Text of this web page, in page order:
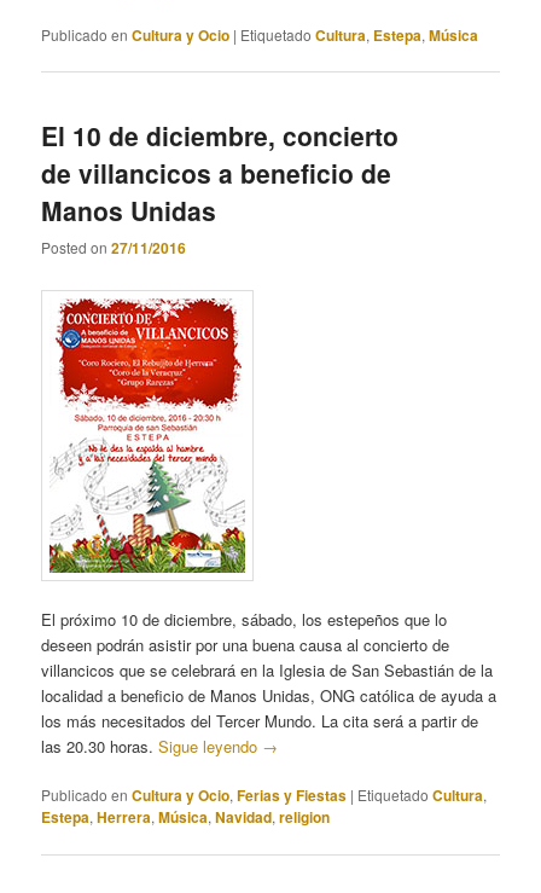
Publicado en Cultura y Ocio | Etiquetado Cultura, Estepa,Música
El 10 de diciembre, concierto
de villancicos a beneficio de
Manos Unidas
Posted on27/11/2016
El próximo 10 de diciembre, sábado, los estepeños que lo
deseen podrán asistir por una buena causa al concierto de
villancicos que se celebrará en la Iglesia de San Sebastián de la
localidad a beneficio de Manos Unidas, ONG católica de ayuda a
los más necesitados del Tercer Mundo. La cita será a partir de
las 20.30 horas.Sigue leyendo →
Publicado en Cultura y Ocio,Ferias y Fiestas | Etiquetado Cultura,
Estepa,Herrera,Música,Navidad,religion